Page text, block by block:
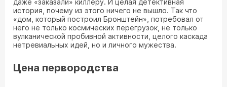
даже «заказали» киллеру. И целая детективная
история, почему из этого ничего не вышло. Так что
«дом, который построил Бронштейн», потребовал от
него не только космических перегрузок, не только
вулканической пробивной активности, целого каскада
нетревиальных идей, но и личного мужества.
Цена первородства